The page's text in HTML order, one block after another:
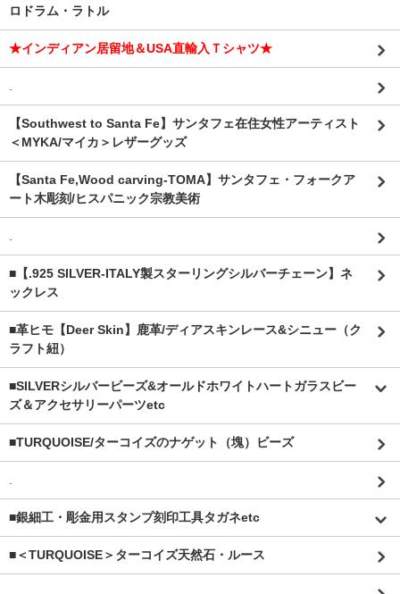
ロドラム・ラトル
★インディアン居留地＆USA直輸入Ｔシャツ★
【Southwest to Santa Fe】サンタフェ在住女性アーティスト
＜MYKA/マイカ＞レザーグッズ
【Santa Fe,Wood carving-TOMA】サンタフェ・フォークア
ート木彫刻/ヒスパニック宗教美術
■【.925 SILVER-ITALY製スターリングシルバーチェーン】ネ
ックレス
■革ヒモ【Deer Skin】鹿革/ディアスキンレース&シニュー（ク
ラフト紐）
■SILVERシルバービーズ&オールドホワイトハートガラスビー
ズ＆アクセサリーパーツetc
■TURQUOISE/ターコイズのナゲット（塊）ビーズ
■銀細工・彫金用スタンプ刻印工具タガネetc
■＜TURQUOISE＞ターコイズ天然石・ルース